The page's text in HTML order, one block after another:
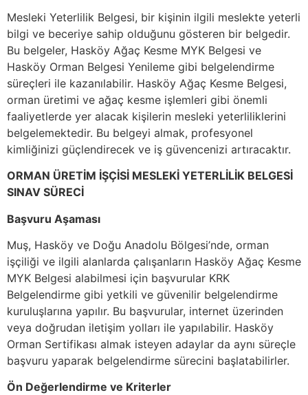
Mesleki Yeterlilik Belgesi, bir kişinin ilgili meslekte yeterli
bilgi ve beceriye sahip olduğunu gösteren bir belgedir.
Bu belgeler, Hasköy Ağaç Kesme MYK Belgesi ve
Hasköy Orman Belgesi Yenileme gibi belgelendirme
süreçleri ile kazanılabilir. Hasköy Ağaç Kesme Belgesi,
orman üretimi ve ağaç kesme işlemleri gibi önemli
faaliyetlerde yer alacak kişilerin mesleki yeterliliklerini
belgelemektedir. Bu belgeyi almak, profesyonel
kimliğinizi güçlendirecek ve iş güvencenizi artıracaktır.
ORMAN ÜRETİM İŞÇİSİ MESLEKİ YETERLİLİK BELGESİ
SINAV SÜRECİ
Başvuru Aşaması
Muş, Hasköy ve Doğu Anadolu Bölgesi’nde, orman
işçiliği ve ilgili alanlarda çalışanların Hasköy Ağaç Kesme
MYK Belgesi alabilmesi için başvurular KRK
Belgelendirme gibi yetkili ve güvenilir belgelendirme
kuruluşlarına yapılır. Bu başvurular, internet üzerinden
veya doğrudan iletişim yolları ile yapılabilir. Hasköy
Orman Sertifikası almak isteyen adaylar da aynı süreçle
başvuru yaparak belgelendirme sürecini başlatabilirler.
Ön Değerlendirme ve Kriterler